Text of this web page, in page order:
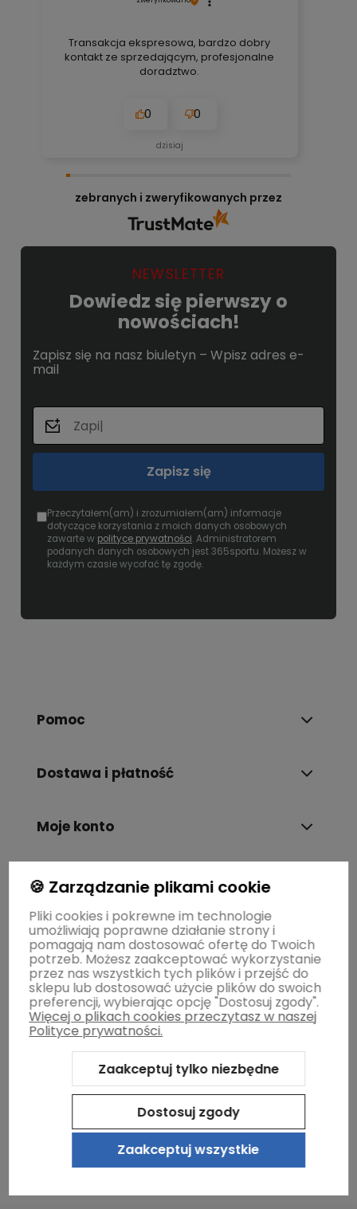
Transakcja ekspresowa, bardzo dobry
kontakt ze sprzedającym, profesjonalne
doradztwo.
0 0
dzisiaj
zebranych i zweryfikowanych przez
NEWSLETTER
Dowiedz się pierwszy o
nowościach!
Zapisz się na nasz biuletyn – Wpisz adres e-
mail
Zapisz się
Przeczytałem(am) i zrozumiałem(am) informacje
dotyczące korzystania z moich danych osobowych
zawarte w polityce prywatności. Administratorem
podanych danych osobowych jest 365sportu. Możesz w
każdym czasie wycofać tę zgodę.
Pomoc
Dostawa i płatność
Moje konto
Gwarancja i zwroty
O firmie
Sklep internetowy Shoper.pl Szablon Shoper Modern 3.0™
GrowCommerce
🍪 Zarządzanie plikami cookie
Pliki cookies i pokrewne im technologie
umożliwiają poprawne działanie strony i
pomagają nam dostosować ofertę do Twoich
potrzeb. Możesz zaakceptować wykorzystanie
przez nas wszystkich tych plików i przejść do
sklepu lub dostosować użycie plików do swoich
preferencji, wybierając opcję "Dostosuj zgody".
Więcej o plikach cookies przeczytasz w naszej
Polityce prywatności.
Zaakceptuj tylko niezbędne
Dostosuj zgody
Zaakceptuj wszystkie